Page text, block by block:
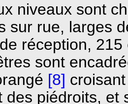
niveaux sont
sur rue, larges
de réception,
sont
[8]
des piédroits, et